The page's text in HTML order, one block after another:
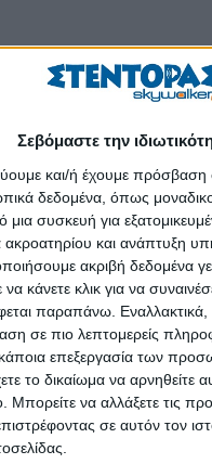
Σεβόμαστε την
και/ή έχουμε
δεδομένα, όπως
συσκευή για
ακροατηρίου και ανάπτυξη
ακριβή δεδομένα
κλικ για να
παραπάνω. Εναλλακτικά,
σε πιο λεπτομερείς
επεξεργασία των
το δικαίωμα να αρνηθείτε
Μπορείτε να αλλάξετε τις
σε αυτόν τον